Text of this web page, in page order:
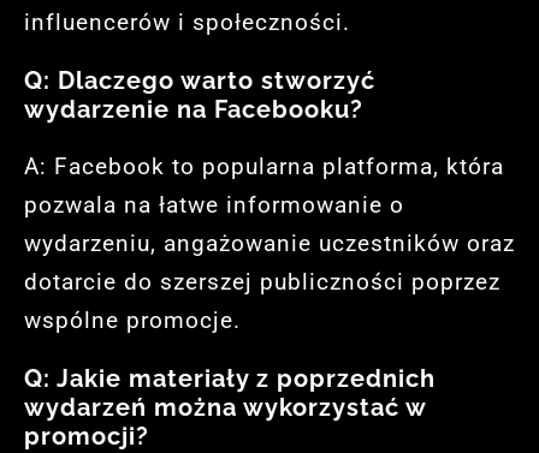
influencerów i społeczności.
Q: Dlaczego warto stworzyć
wydarzenie na Facebooku?
A: Facebook to popularna platforma, która
pozwala na łatwe informowanie o
wydarzeniu, angażowanie uczestników oraz
dotarcie do szerszej publiczności poprzez
wspólne promocje.
Q: Jakie materiały z poprzednich
wydarzeń można wykorzystać w
promocji?